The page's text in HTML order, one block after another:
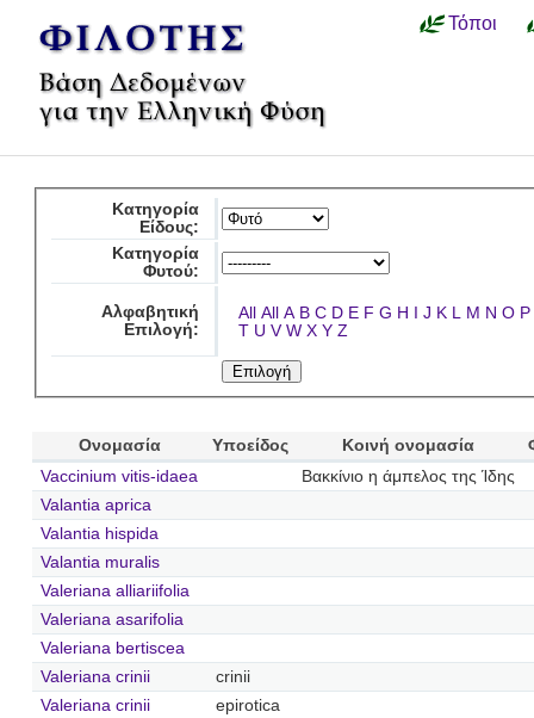
Τόποι
Κατηγορία
Είδους:
Κατηγορία
Φυτού:
Αλφαβητική
Επιλογή:
All All A B C D E F G H I J K L M N O P
T U V W X Y Z
Ονομασία Υποείδος Κοινή ονομασία
Vaccinium vitis-idaea
Βακκίνιο η άμπελος της Ίδης
Valantia aprica
Valantia hispida
Valantia muralis
Valeriana alliariifolia
Valeriana asarifolia
Valeriana bertiscea
Valeriana crinii
crinii
Valeriana crinii
epirotica